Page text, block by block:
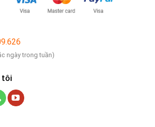
ngày trong tuần)
tôi